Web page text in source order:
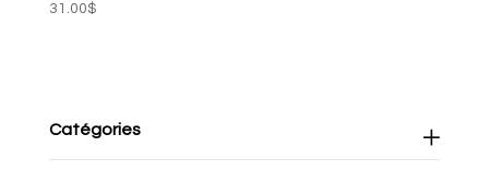
31.00$
Catégories